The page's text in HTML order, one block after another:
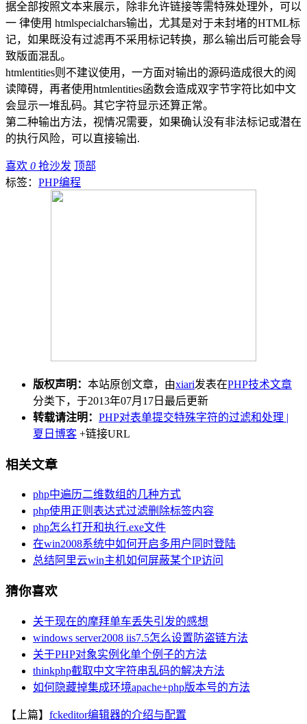
据全部按照文本来展示，除非允许链接等需特殊处理外，可以
一 律使用 htmlspecialchars输出，尤其是对于未封堵的HTML标
记，如果既没有过滤再不采用标记转换，那么输出后可能会导
致版面混乱。
htmlentities则不建议使用，一方面对输出的源码造成很大的阅
读障碍，再者使用htmlentities函数会造成双字节字符比如中文
会显示一堆乱码。其它字符显示还算正常。
第二种输出方法，视情况需要，如果确认没有非法标记或潜在
的执行风险，可以直接输出.
喜欢 0 抢沙发 顶部
标签： PHP编程
版权声明： 本站原创文章，由xiari发表在PHP技术文章
分类下，于2013年07月17日最后更新
转载请注明： PHP对表单提交特殊字符的过滤和处理 |
夏日博客 +链接URL
相关文章
php中遍历二维数组的几种方式
php使用正则表达式过滤删除标签内容
php怎么打开和执行.exe文件
在win2008系统中如何开启多用户同时登陆
总结阿里云win主机如何屏蔽某个IP访问
猜你喜欢
关于现在的摩拜单车丢失引发的感想
windows server2008 iis7.5怎么设置防盗链方法
关于PHP对象实例化单个例子的方法
thinkphp截取中文字符串乱码的解决方法
如何隐藏掉集成环境apache+php版本号的方法
【上篇】 fckeditor编辑器的介绍与配置